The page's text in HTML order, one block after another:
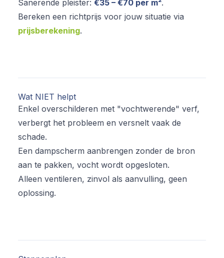
Sanerende pleister: €35 – €70 per m².
Bereken een richtprijs voor jouw situatie via
prijsberekening.
Wat NIET helpt
Enkel overschilderen met "vochtwerende" verf,
verbergt het probleem en versnelt vaak de
schade.
Een dampscherm aanbrengen zonder de bron
aan te pakken, vocht wordt opgesloten.
Alleen ventileren, zinvol als aanvulling, geen
oplossing.